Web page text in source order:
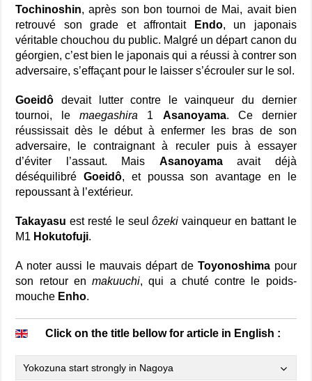
Tochinoshin, après son bon tournoi de Mai, avait bien
retrouvé son grade et affrontait
Endo, un japonais
véritable chouchou du public. Malgré un départ canon du
géorgien, c’est bien le japonais qui a réussi à contrer son
adversaire, s’effaçant pour le laisser s’écrouler sur le sol.
Goeidô devait lutter contre le vainqueur du dernier
tournoi, lemaegashira 1 Asanoyama. Ce dernier
réussissait dès le début à enfermer les bras de son
adversaire, le contraignant à reculer puis à essayer
d’éviter l’assaut. Mais Asanoyamaavait déjà
déséquilibréGoeidô, et poussa son avantage en le
repoussant à l’extérieur.
Takayasu est resté le seulôzeki vainqueur en battant le
M1 Hokutofuji.
A noter aussi le mauvais départ de Toyonoshimapour
son retour enmakuuchi, qui a chuté contre le poids-
mouche Enho.
Click on the title bellow for article in English :
Yokozuna start strongly in Nagoya